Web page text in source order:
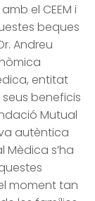
el CEEM i
beques
Andreu
entitat
beneficis
Mutual
autèntica
Mèdica s’ha
moment tan